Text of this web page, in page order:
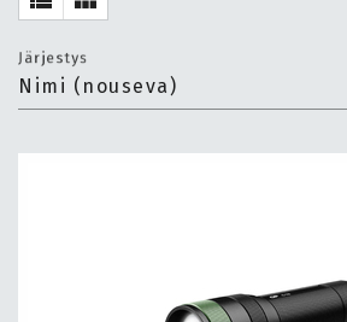
Nimi (nouseva)
Järjestys